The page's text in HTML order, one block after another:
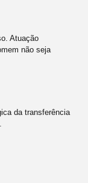
Atuação
não seja
da transferência